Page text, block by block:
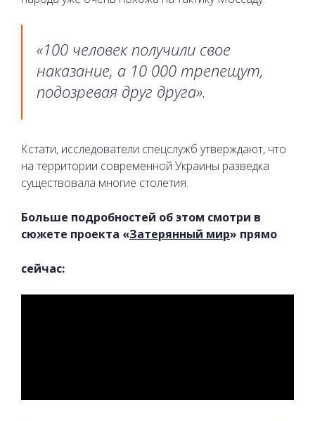
«100 человек получили свое
наказание, а 10 000 трепещут,
подозревая друг друга».
Кстати, исследователи спецслужб утверждают, что
на территории современной Украины разведка
существовала многие столетия.
Больше подробностей об этом смотри в
сюжете проекта «Затерянный мир» прямо
сейчас: